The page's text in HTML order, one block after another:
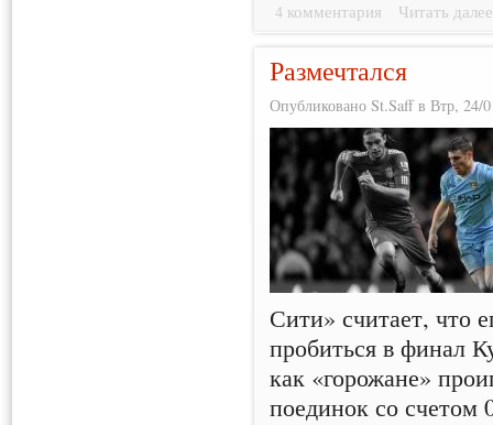
4 комментария Читать далее
Размечтался
Опубликовано St.Saff в Втр, 24/
Сити» считает, что
пробиться в финал
как «горожане»
поединок со счетом